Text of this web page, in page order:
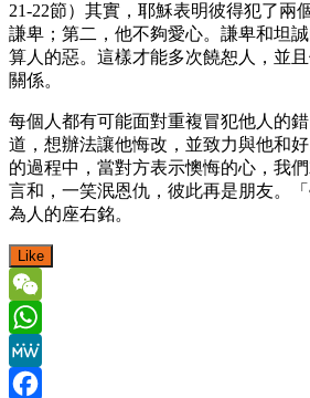
21-22節）其實，耶穌表明彼得犯了兩
謙卑；第二，他不夠愛心。謙卑和坦
算人的惡。這樣才能多次饒恕人，並
關係。
每個人都有可能面對重複冒犯他人的
道，想辦法讓他悔改，並致力與他和
的過程中，當對方表示懊悔的心，我
言和，一笑泯恩仇，彼此再是朋友。
為人的座右銘。
Like
WeChat
WhatsApp
MeWe